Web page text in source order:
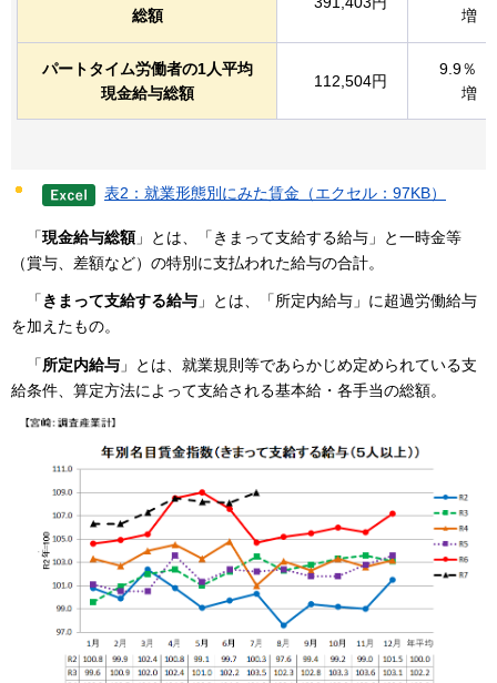
総額
増
パートタイム労働者の1人平均
現金給与総額
112,504円
9.9％
増
表2：就業形態別にみた賃金（エクセル：97KB）
「現金給与総額」とは、「きまって支給する給与」と一時金等
（賞与、差額など）の特別に支払われた給与の合計。
「 きまって支給する給与 」とは、「所定内給与」に超過労働給与
を加えたもの。
「所定内給与 」とは、就業規則等であらかじめ定められている支
給条件、算定方法によって支給される基本給・各手当の総額。